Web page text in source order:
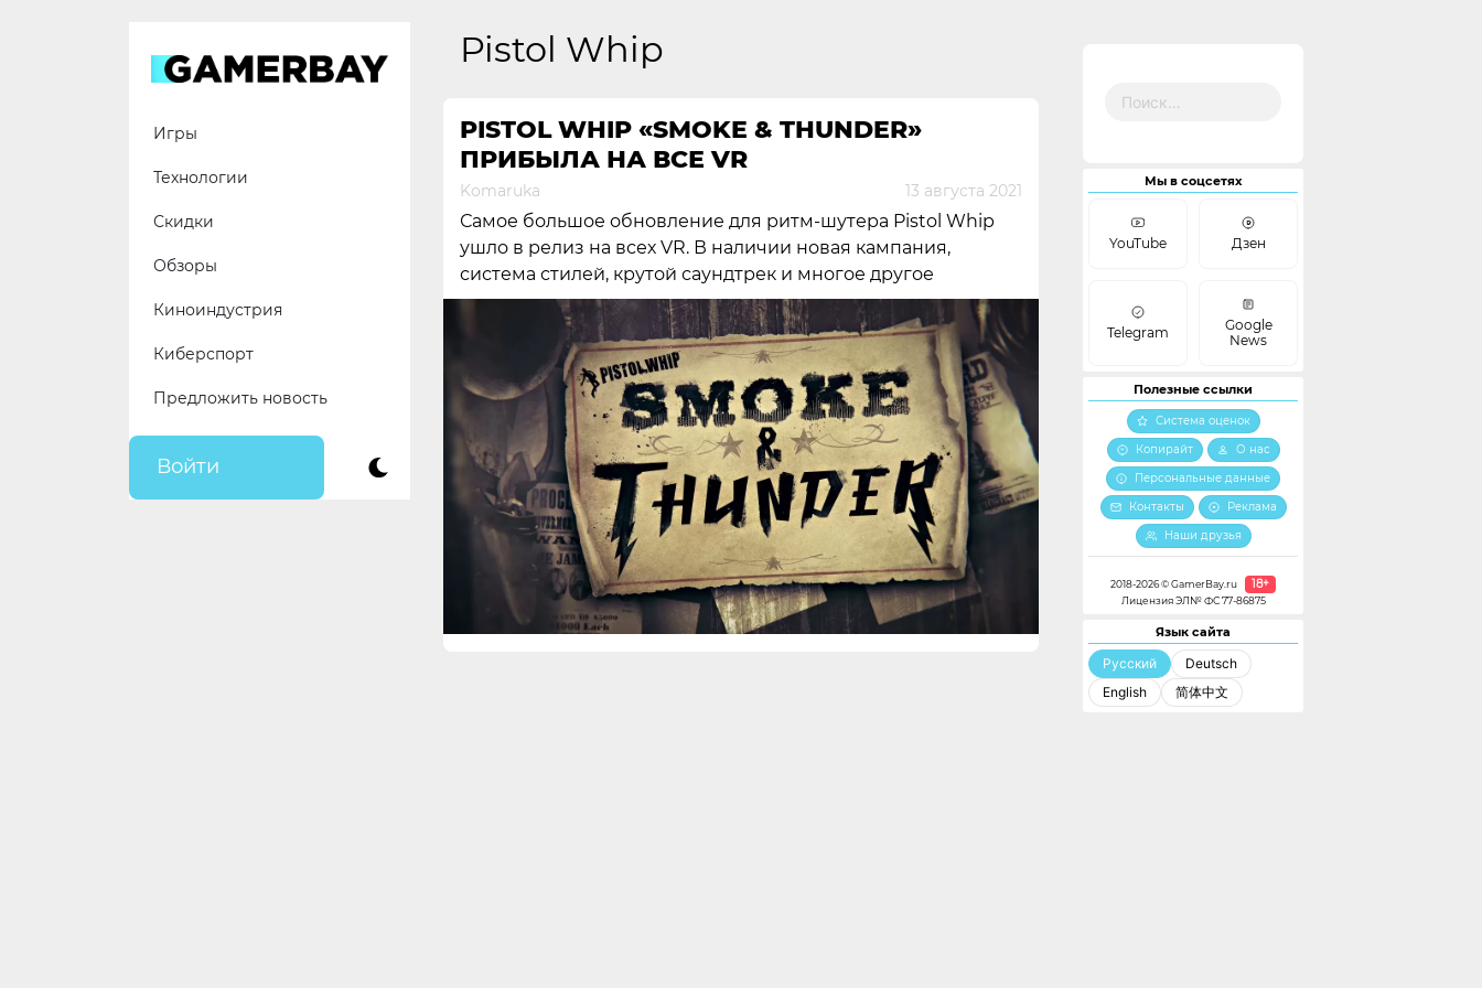
Игры
Технологии
Скидки
Обзоры
Киноиндустрия
Киберспорт
Предложить новость
Войти
Pistol Whip
PISTOL WHIP «SMOKE & THUNDER»
ПРИБЫЛА НА ВСЕ VR
Komaruka 13 августа 2021
Самое большое обновление для ритм-шутера Pistol Whip
ушло в релиз на всех VR. В наличии новая кампания,
система стилей, крутой саундтрек и многое другое
Мы в соцсетях
YouTube Дзен
Telegram
Google
News
Полезные ссылки
Система оценок
Копирайт
О нас
Персональные данные
Контакты
Реклама
Наши друзья
2018-2026 © GamerBay.ru 18+
Лицензия ЭЛ№ ФС 77-86875
Язык сайта
Русский
Deutsch
English
简体中文